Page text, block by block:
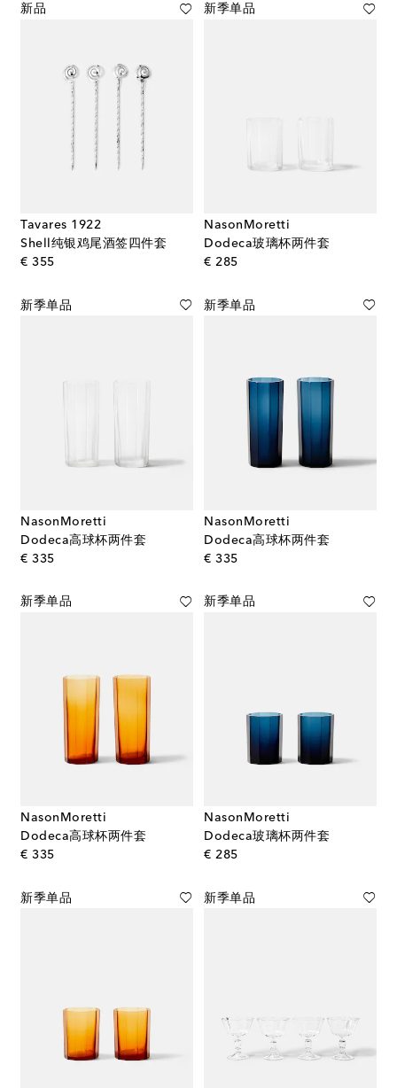
新品
Tavares 1922
Shell纯银鸡尾酒签四件套
€ 355original price
新季单品
NasonMoretti
Dodeca玻璃杯两件套
€ 285original price
新季单品
NasonMoretti
Dodeca高球杯两件套
€ 335original price
新季单品
NasonMoretti
Dodeca高球杯两件套
€ 335original price
新季单品
NasonMoretti
Dodeca高球杯两件套
€ 335original price
新季单品
NasonMoretti
Dodeca玻璃杯两件套
€ 285original price
新季单品 新季单品